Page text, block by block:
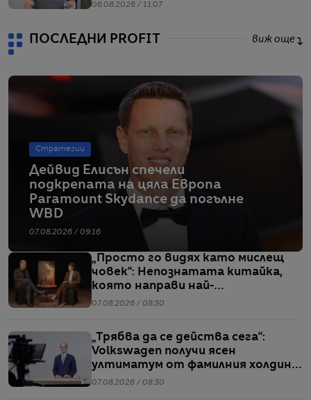
06.08.2026 / 11:07
ПОСЛЕДНИ PROFIT виж още
Стратегии
Дейвид Елисън спечели
подкрепата на цяла Европа
Paramount Skydance да погълне
WBD
07.08.2026 / 09:16
„Просто го видях като мислещ
човек“: Непознатата китайка,
която направи най-
коментираното интервю с
07.08.2026 / 08:30
„Трябва да се действа сега“:
Volkswagen получи ясен
ултиматум от фамилния холдинг
начело на групата
07.08.2026 / 08:30